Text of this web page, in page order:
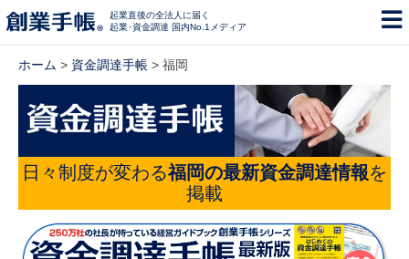
起業直後の全法人に届く
起業･資金調達 国内No.1メディア
ホーム > 資金調達手帳 > 福岡
日々制度が変わる福岡の最新資金調達情報を
掲載